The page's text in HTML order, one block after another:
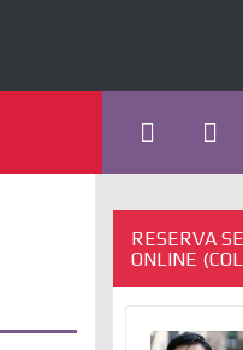
RESERVA
ONLINE